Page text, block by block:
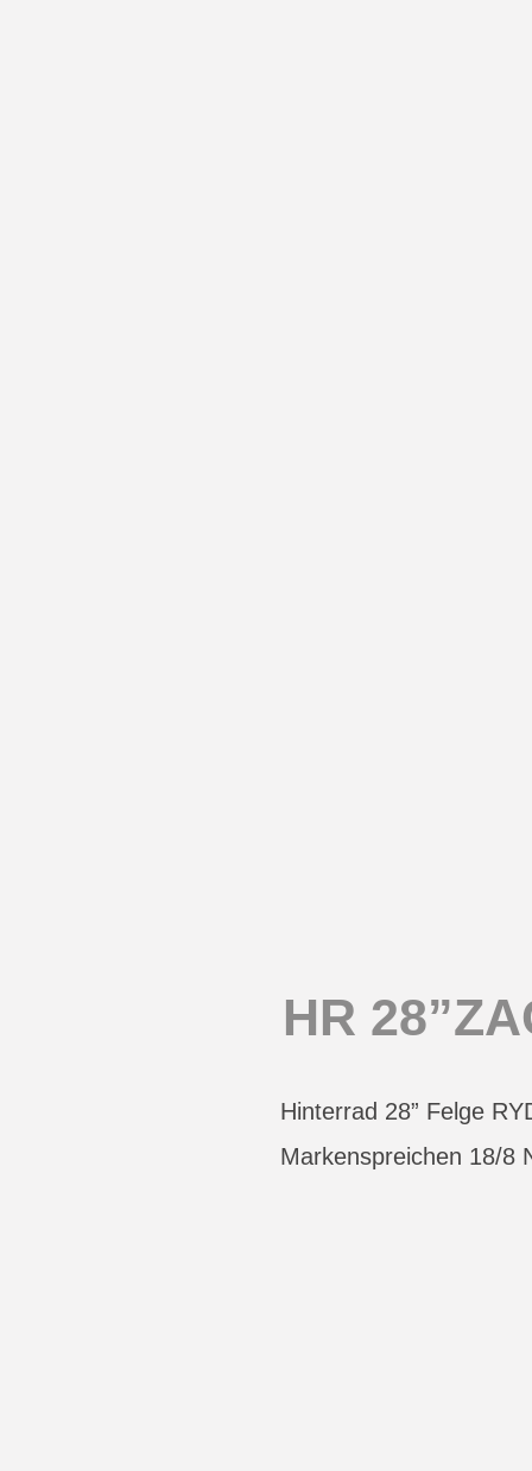
HR
Hinterrad 28” Felge
Markenspreichen 18/8